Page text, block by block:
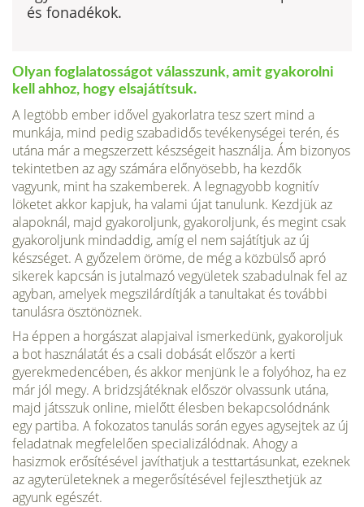
és fonadékok.
Olyan foglalatosságot válasszunk, amit gyakorolni
kell ahhoz, hogy elsajátítsuk.
A legtöbb ember idővel gyakorlatra tesz szert mind a
munkája, mind pedig szabadidős tevékenységei terén, és
utána már a megszerzett készségeit használja. Ám bizonyos
tekintetben az agy számára előnyösebb, ha kezdők
vagyunk, mint ha szakemberek. A legnagyobb kognitív
löketet akkor kapjuk, ha valami újat tanulunk. Kezdjük az
alapoknál, majd gyakoroljunk, gyakoroljunk, és megint csak
gyakoroljunk mindaddig, amíg el nem sajátítjuk az új
készséget. A győzelem öröme, de még a közbülső apró
sikerek kapcsán is jutalmazó vegyületek szabadulnak fel az
agyban, amelyek megszilárdítják a tanultakat és további
tanulásra ösztönöznek.
Ha éppen a horgászat alapjaival ismerkedünk, gyakoroljuk
a bot használatát és a csali dobását először a kerti
gyerekmedencében, és akkor menjünk le a folyóhoz, ha ez
már jól megy. A bridzsjátéknak először olvassunk utána,
majd játsszuk online, mielőtt élesben bekapcsolódnánk
egy partiba. A fokozatos tanulás során egyes agysejtek az új
feladatnak megfelelően specializálódnak. Ahogy a
hasizmok erősítésével javíthatjuk a testtartásunkat, ezeknek
az agyterületeknek a megerősítésével fejleszthetjük az
agyunk egészét.